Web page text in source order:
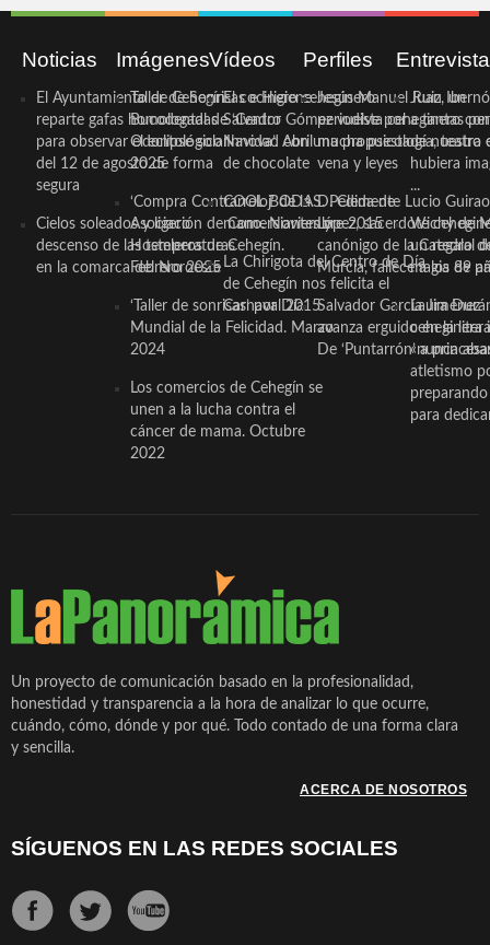
Noticias
El Ayuntamiento de Cehegín
reparte gafas homologadas
para observar el eclipse solar
del 12 de agosto de forma
segura
Cielos soleados y ligero
descenso de las temperaturas
en la comarca del Noroeste
Imágenes
Taller de Sonrisas e Higiene
Bucodental de ‘Centro
Odontológico Innova’. Abril
2025
‘Compra Contrarreloj’ de la
Asociación de Comerciantes y
Hosteleros de Cehegín.
Febrero 2025
‘Taller de sonrisas’ por Día
Mundial de la Felicidad. Marzo
2024
Los comercios de Cehegín se
unen a la lucha contra el
cáncer de mama. Octubre
2022
Vídeos
El cocinero ceheginero
Salvador Gómez vuelve por
Navidad con una propuesta
de chocolate
COOL BODAS. Pedida de
mano. Noviembre 2015
La Chirigota del Centro de Día
de Cehegín nos felicita el
Carnaval 2015
Perfiles
Jesús Manuel Ruiz, un
periodista ceheginero con
mucha psicología, teatro
vena y leyes
D. Clemente Lucio Guirao
López, sacerdote
canónigo de la Catedral
Murcia, fallece a los 89
Salvador García Jiménez
avanza erguido en la
De ‘Puntarrón’ a
Juan
a tantas
de nuestra
hubiera
...
Wichy de
un regalo
magia de
Laura
ceheginera
«nunca
atletismo
para
Un proyecto de comunicación basado en la profesionalidad,
honestidad y transparencia a la hora de analizar lo que ocurre,
cuándo, cómo, dónde y por qué. Todo contado de una forma clara
y sencilla.
ACERCA DE NOSOTROS
SÍGUENOS EN LAS REDES SOCIALES